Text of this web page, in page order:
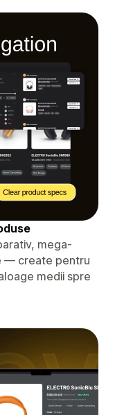
mega-
— create pentru
medii spre